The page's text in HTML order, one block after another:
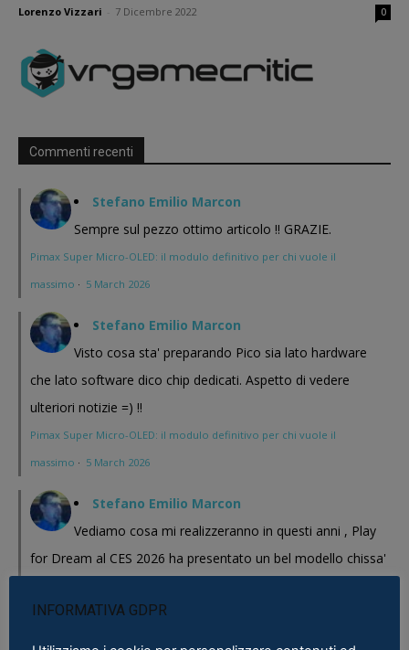
Lorenzo Vizzari 7 Dicembre 2022 0
Commenti recenti
Stefano Emilio Marcon
Sempre sul pezzo ottimo articolo !! GRAZIE.
Pimax Super Micro-OLED: il modulo definitivo per chi vuole il
massimo · 5 March 2026
Stefano Emilio Marcon
Visto cosa sta' preparando Pico sia lato hardware
che lato software dico chip dedicati. Aspetto di vedere
ulteriori notizie =) !!
Pimax Super Micro-OLED: il modulo definitivo per chi vuole il
massimo · 5 March 2026
Stefano Emilio Marcon
Vediamo cosa mi realizzeranno in questi anni , Play
for Dream al CES 2026 ha presentato un bel modello chissa'
sostanza i prodotti cinesi...
INFORMATIVA GDPR